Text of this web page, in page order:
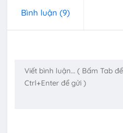
Bình luận (9)